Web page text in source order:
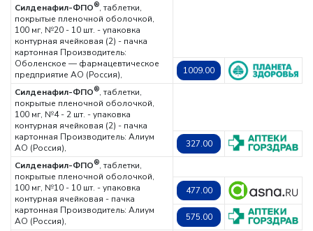
Силденафил-ФПО®, таблетки,
покрытые пленочной оболочкой,
100 мг, №20 - 10 шт. - упаковка
контурная ячейковая (2) - пачка
картонная Производитель:
Оболенское — фармацевтическое
предприятие АО (Россия),
1009.00
Силденафил-ФПО®, таблетки,
покрытые пленочной оболочкой,
100 мг, №4 - 2 шт. - упаковка
контурная ячейковая (2) - пачка
картонная Производитель: Алиум
АО (Россия),
327.00
Силденафил-ФПО®, таблетки,
покрытые пленочной оболочкой,
100 мг, №10 - 10 шт. - упаковка
контурная ячейковая - пачка
картонная Производитель: Алиум
АО (Россия),
477.00
575.00